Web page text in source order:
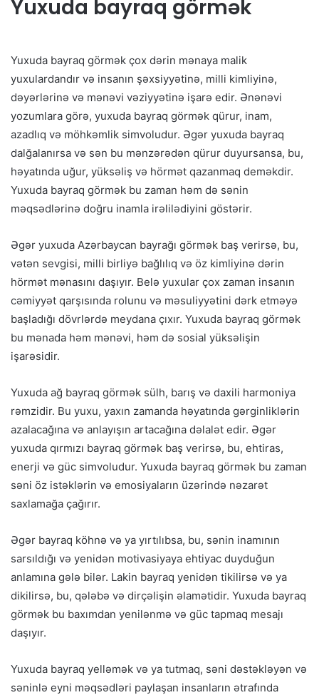
Yuxuda bayraq görmək
Yuxuda bayraq görmək çox dərin mənaya malik
yuxulardandır və insanın şəxsiyyətinə, milli kimliyinə,
dəyərlərinə və mənəvi vəziyyətinə işarə edir. Ənənəvi
yozumlara görə, yuxuda bayraq görmək qürur, inam,
azadlıq və möhkəmlik simvoludur. Əgər yuxuda bayraq
dalğalanırsa və sən bu mənzərədən qürur duyursansa, bu,
həyatında uğur, yüksəliş və hörmət qazanmaq deməkdir.
Yuxuda bayraq görmək bu zaman həm də sənin
məqsədlərinə doğru inamla irəlilədiyini göstərir.
Əgər yuxuda Azərbaycan bayrağı görmək baş verirsə, bu,
vətən sevgisi, milli birliyə bağlılıq və öz kimliyinə dərin
hörmət mənasını daşıyır. Belə yuxular çox zaman insanın
cəmiyyət qarşısında rolunu və məsuliyyətini dərk etməyə
başladığı dövrlərdə meydana çıxır. Yuxuda bayraq görmək
bu mənada həm mənəvi, həm də sosial yüksəlişin
işarəsidir.
Yuxuda ağ bayraq görmək sülh, barış və daxili harmoniya
rəmzidir. Bu yuxu, yaxın zamanda həyatında gərginliklərin
azalacağına və anlayışın artacağına dəlalət edir. Əgər
yuxuda qırmızı bayraq görmək baş verirsə, bu, ehtiras,
enerji və güc simvoludur. Yuxuda bayraq görmək bu zaman
səni öz istəklərin və emosiyaların üzərində nəzarət
saxlamağa çağırır.
Əgər bayraq köhnə və ya yırtılıbsa, bu, sənin inamının
sarsıldığı və yenidən motivasiyaya ehtiyac duyduğun
anlamına gələ bilər. Lakin bayraq yenidən tikilirsə və ya
dikilirsə, bu, qələbə və dirçəlişin əlamətidir. Yuxuda bayraq
görmək bu baxımdan yenilənmə və güc tapmaq mesajı
daşıyır.
Yuxuda bayraq yelləmək və ya tutmaq, səni dəstəkləyən və
səninlə eyni məqsədləri paylaşan insanların ətrafında